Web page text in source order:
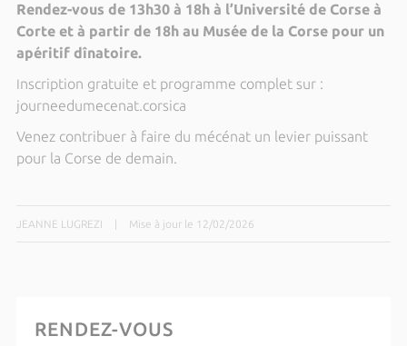
Rendez-vous de 13h30 à 18h à l’Université de Corse à
Corte et à partir de 18h au Musée de la Corse pour un
apéritif dînatoire.
Inscription gratuite et programme complet sur :
journeedumecenat.corsica
Venez contribuer à faire du mécénat un levier puissant
pour la Corse de demain.
JEANNE LUGREZI Mise à jour le 12/02/2026
RENDEZ-VOUS